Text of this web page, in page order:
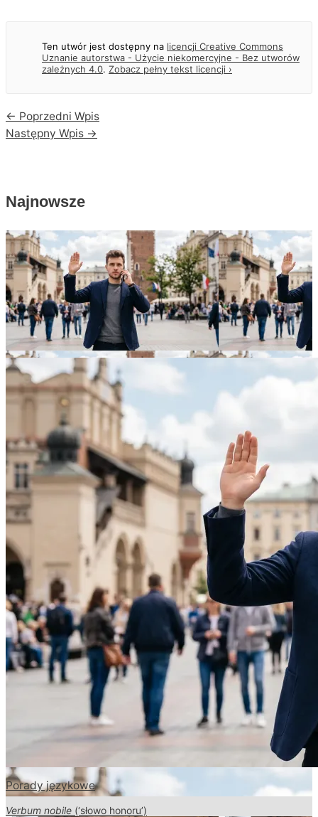
Ten utwór jest dostępny na licencji Creative Commons
Uznanie autorstwa - Użycie niekomercyjne - Bez utworów
zależnych 4.0. Zobacz pełny tekst licencji ›
← Poprzedni Wpis
Następny Wpis →
Najnowsze
Porady językowe
Verbum nobile (‘słowo honoru’)